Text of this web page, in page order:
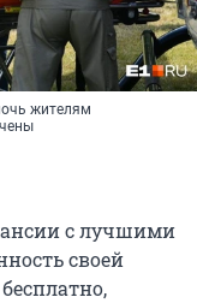
жителям
с лучшими
своей